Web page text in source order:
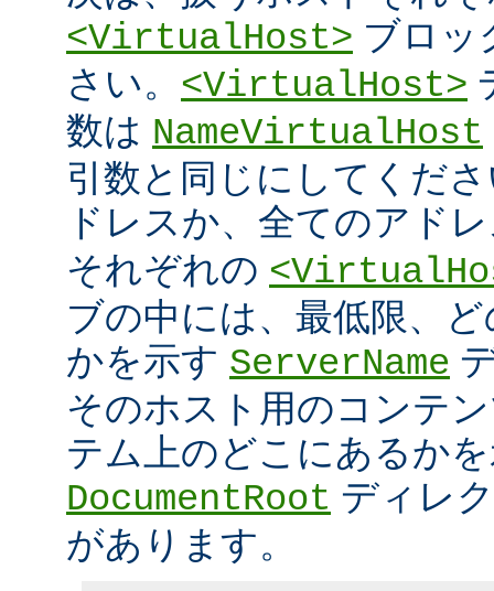
<VirtualHost> ブロッ
さい。 <VirtualHost>
数は NameVirtualHost
引数と同じにしてくだ
ドレスか、全てのアド
それぞれの
ブの中には、最低限、
かを示す ServerName
そのホスト用のコンテ
テム上のどこにあるか
DocumentRoot ディレ
があります。